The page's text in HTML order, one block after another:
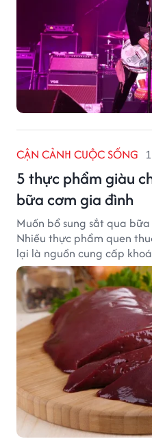
CẬN CẢNH CUỘC SỐNG
5 thực phẩm giàu
bữa cơm gia đình
Muốn bổ sung sắt qua
Nhiều thực phẩm quen
lại là nguồn cung cấp